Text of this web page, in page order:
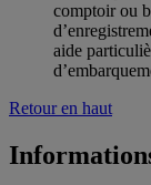
comptoir ou
aide
Retour en haut